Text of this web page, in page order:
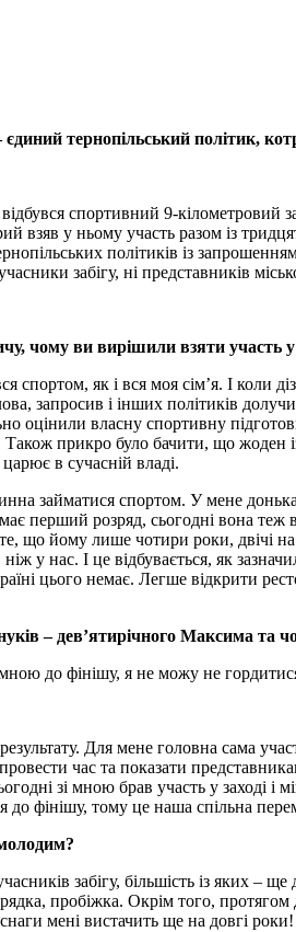
тернопільський політик,
спортивний 9-кілометровий
взяв у ньому участь разом із
політиків із
забігу, ні представників
чому ви вирішили взяти участь у
спортом, як і вся моя сім’я. І коли
запросив і інших політиків
оцінили власну спортивну
прикро було бачити, що жоден
в сучасній владі.
займатися спортом. У мене донька
перший розряд, сьогодні вона теж
йому лише чотири роки, двічі на
у нас. І це відбувається, як
цього немає. Легше відкрити
– дев’ятирічного Максима та
до фінішу, я не можу не
Для мене головна сама
час та показати
зі мною брав участь у
до фінішу, тому це наша спільна
забігу, більшість із яких
пробіжка. Окрім того,
мені вистачить ще на довгі роки!